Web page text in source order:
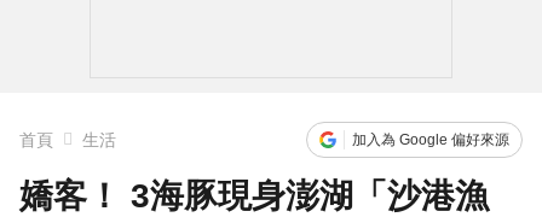
首頁 生活 加入為 Google 偏好來源
嬌客！ 3海豚現身澎湖「沙港漁